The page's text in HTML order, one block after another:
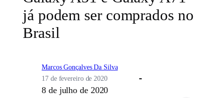
já podem ser comprados no
Brasil
Marcos Gonçalves Da Silva
17 de fevereiro de 2020
8 de julho de 2020